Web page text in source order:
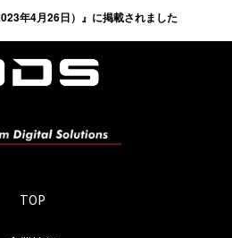
年4月26日）』に掲載されました
TOP